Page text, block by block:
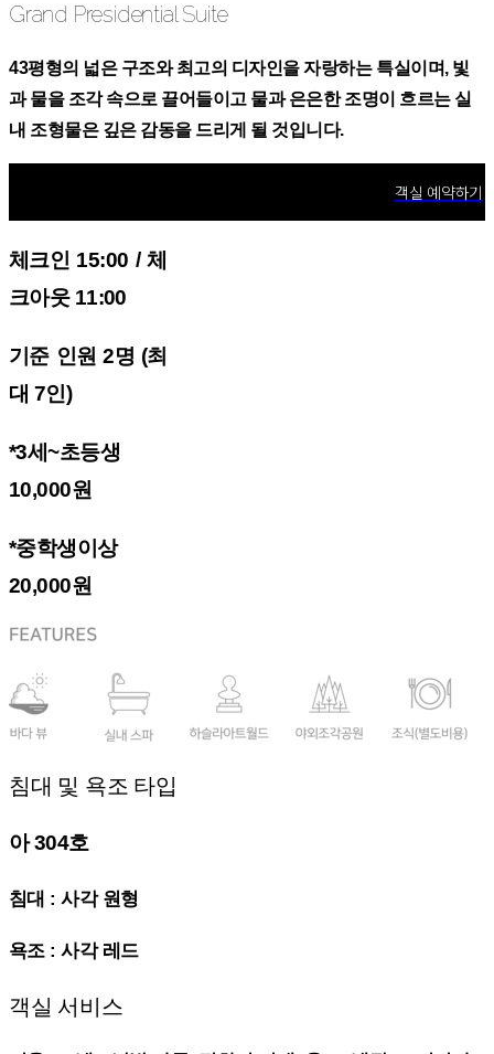
Grand Presidential Suite
43평형의 넓은 구조와 최고의 디자인을 자랑하는 특실이며, 빛
과 물을 조각 속으로 끌어들이고 물과 은은한 조명이 흐르는 실
내 조형물은 깊은 감동을 드리게 될 것입니다.
객실 예약하기
체크인 15:00 / 체
크아웃 11:00
기준 인원 2명 (최
대 7인)
*3세~초등생
10,000원
*중학생이상
20,000원
침대 및 욕조 타입
아 304호
침대 : 사각 원형
욕조 : 사각 레드
객실 서비스